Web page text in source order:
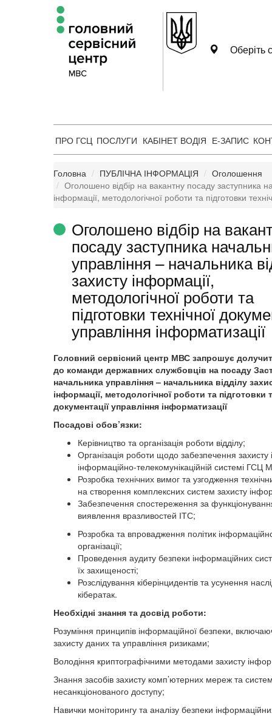
Оберіть
ПРО ГСЦ ПОСЛУГИ КАБІНЕТ ВОДІЯ Е-ЗАПИС
Головна ПУБЛІЧНА ІНФОРМАЦІЯ
Оголошення
Оголошено відбір на вакантну посаду заступника
інформації, методологічної роботи та підготовки
Оголошено відбір на
посаду заступника
управління – начальника
захисту інформації,
методологічної роботи та
підготовки технічної
управління інформатизації
Головний сервісний центр МВС запрошує
до команди державних службовців на посаду
начальника управління – начальника відділу
інформації, методологічної роботи та підготовки
документації управління інформатизації
Посадові обов’язки:
Керівництво та організація роботи відділу;
Організація роботи щодо забезпечення захисту
інформаційно-телекомунікаційній системі ГСЦ
Розробка технічних вимог та узгодження
на створення комплексних систем захисту
Забезпечення спостереження за
виявлення вразливостей ІТС;
Розробка та впровадження політик
організації;
Проведення аудиту безпеки інформаційних
їх захищеності;
Розслідування кіберінцидентів та усунення
кібератак.
Необхідні знання та досвід роботи:
Розуміння принципів інформаційної безпеки,
захисту даних та управління ризиками;
Володіння криптографічними методами захисту
Знання засобів захисту комп’ютерних мереж та
несанкціонованого доступу;
Навички моніторингу та аналізу безпеки